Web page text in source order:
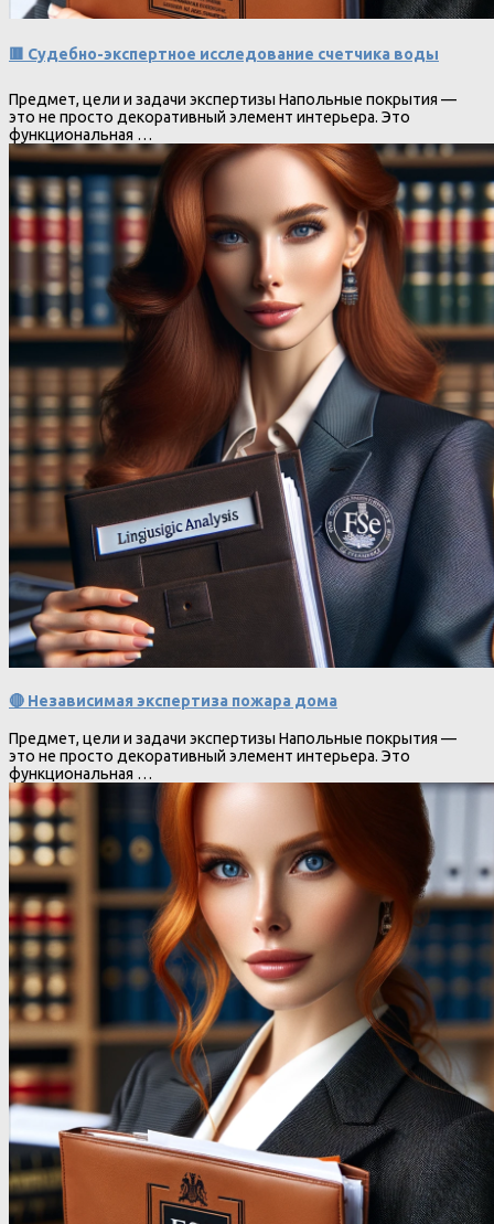
🟥 Судебно-экспертное исследование счетчика воды
Предмет, цели и задачи экспертизы Напольные покрытия —
это не просто декоративный элемент интерьера. Это
функциональная …
🔴 Независимая экспертиза пожара дома
Предмет, цели и задачи экспертизы Напольные покрытия —
это не просто декоративный элемент интерьера. Это
функциональная …